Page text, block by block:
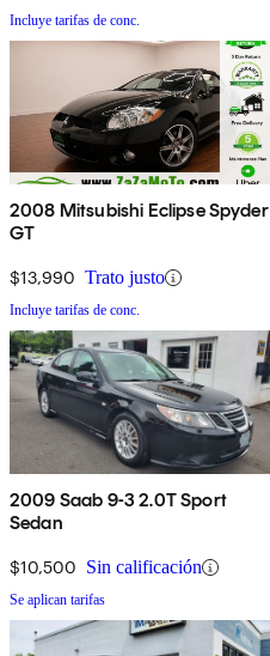
Incluye tarifas de conc.
2008 Mitsubishi Eclipse Spyder
GT
$13,990 Trato justo
Incluye tarifas de conc.
2009 Saab 9-3 2.0T Sport
Sedan
$10,500 Sin calificación
Se aplican tarifas